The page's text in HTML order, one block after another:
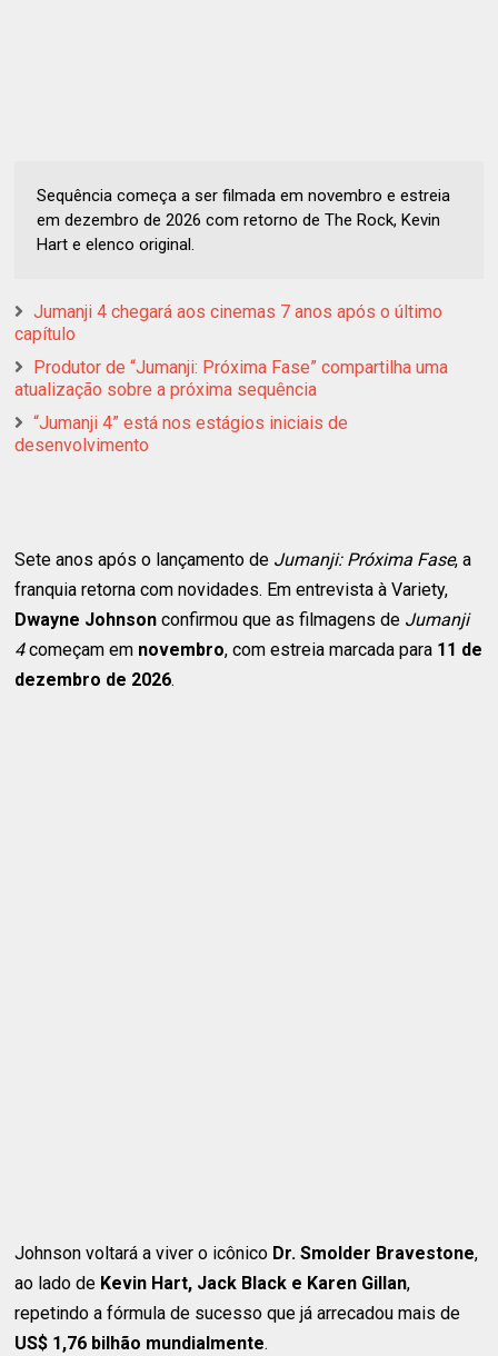
Sequência começa a ser filmada em novembro e estreia
em dezembro de 2026 com retorno de The Rock, Kevin
Hart e elenco original.
Jumanji 4 chegará aos cinemas 7 anos após o último
capítulo
Produtor de “Jumanji: Próxima Fase” compartilha uma
atualização sobre a próxima sequência
“Jumanji 4” está nos estágios iniciais de
desenvolvimento
Sete anos após o lançamento de Jumanji: Próxima Fase, a
franquia retorna com novidades. Em entrevista à Variety,
Dwayne Johnson confirmou que as filmagens de Jumanji
4começam em novembro, com estreia marcada para 11 de
dezembro de 2026.
Johnson voltará a viver o icônico Dr. Smolder Bravestone,
ao lado de Kevin Hart, Jack Black e Karen Gillan,
repetindo a fórmula de sucesso que já arrecadou mais de
US$ 1,76 bilhão mundialmente.